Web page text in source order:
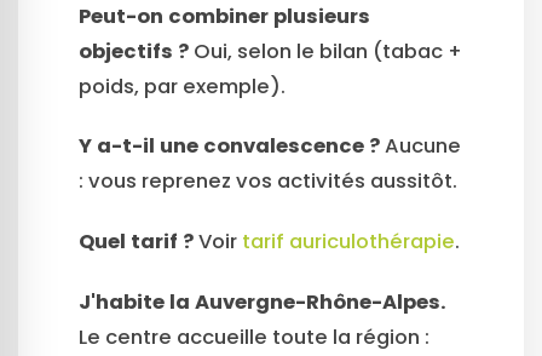
Peut-on combiner plusieurs
objectifs ? Oui, selon le bilan (tabac +
poids, par exemple).
Y a-t-il une convalescence ?Aucune
: vous reprenez vos activités aussitôt.
Quel tarif ?Voir tarif auriculothérapie.
J'habite la Auvergne-Rhône-Alpes.
Le centre accueille toute la région :